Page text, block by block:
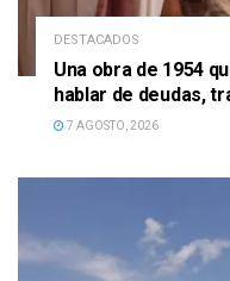
DESTACADOS
Una obra de 1954
hablar de deudas,
7 AGOSTO, 2026